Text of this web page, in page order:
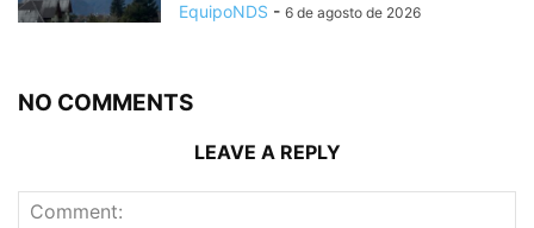
EquipoNDS - 6 de agosto de 2026
NO COMMENTS
LEAVE A REPLY